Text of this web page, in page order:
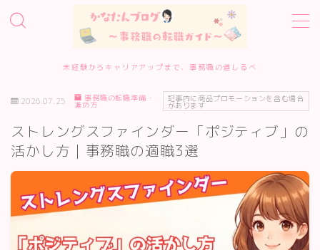
未経験からキャリアアップまで、事務職の道しるべ
ホーム
事務職転職サービス診断
転職エージェント10選
転職準備・進め方
2026.07.25 事務職の転職準備・
進め方
記事内に商品プロモーションを含む場合
があります
ストレングスファインダー「ポジティブ」の
活かし方｜事務職の適職3選